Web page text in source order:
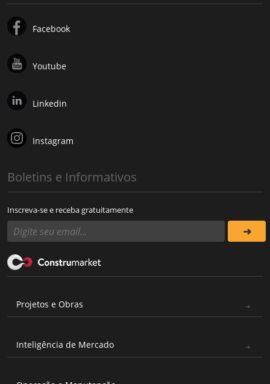
Facebook
Youtube
Linkedin
Instagram
Boletins e Informativos
Inscreva-se e receba gratuitamente
Projetos e Obras
Inteligência de Mercado